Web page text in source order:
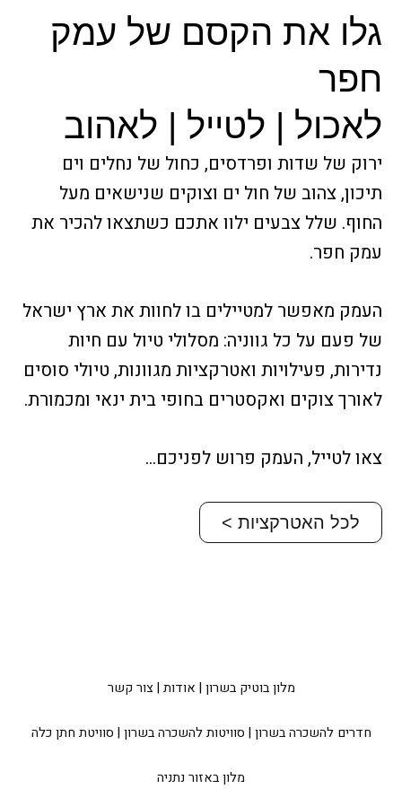
גלו את הקסם של עמק
חפר
לאכול | לטייל | לאהוב
ירוק של שדות ופרדסים, כחול של נחלים וים
תיכון, צהוב של חול ים וצוקים שנישאים מעל
החוף. שלל צבעים ילוו אתכם כשתצאו להכיר את
עמק חפר.
העמק מאפשר למטיילים בו לחוות את ארץ ישראל
של פעם על כל גווניה: מסלולי טיול עם חיות
נדירות, פעילויות ואטרקציות מגוונות, טיולי סוסים
לאורך צוקים ואקסטרים בחופי בית ינאי ומכמורת.
צאו לטייל, העמק פרוש לפניכם…
לכל האטרקציות >
מלון בוטיק בשרון | אודות |צור קשר
חדרים להשכרה בשרון | סוויטות להשכרה בשרון | סוויטת חתן כלה
מלון באזור נתניה